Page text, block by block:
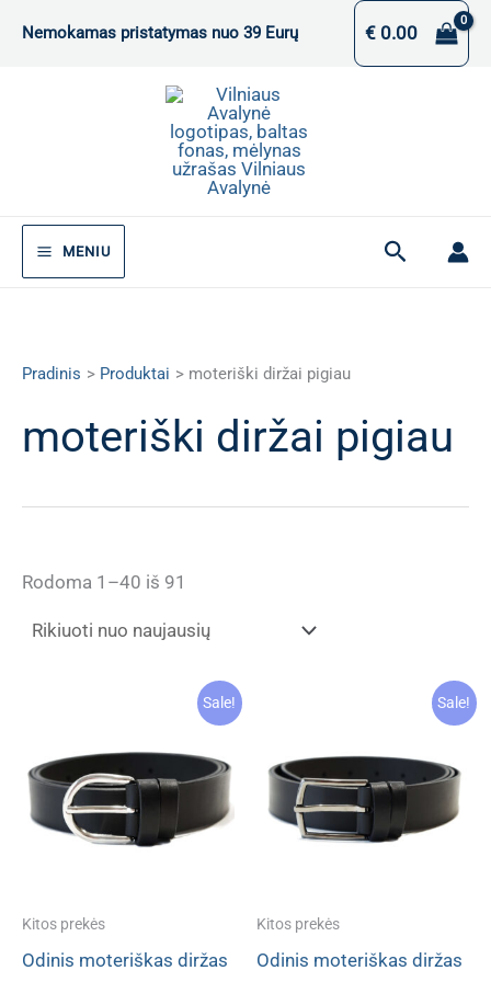
Nemokamas pristatymas nuo 39 Eurų €0.00
MENIU Paieška
Pradinis Produktai moteriški diržai pigiau
moteriški diržai pigiau
Rodoma 1–40 iš 91
naujausią
Sale!
Kitos prekės
Odinis moteriškas diržas
Sale!
Kitos prekės
Odinis moteriškas diržas